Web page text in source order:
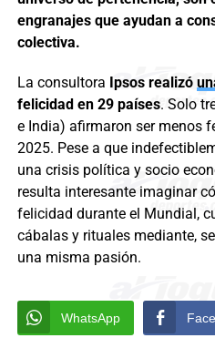
engranajes que ayudan a
colectiva.
La consultora Ipsos realizó
felicidad en 29 países. Solo
e India) afirmaron ser menos
2025. Pese a que
una crisis política y socio
resulta interesante imaginar
felicidad durante el Mundial,
cábalas y rituales mediante,
una misma pasión.
WhatsApp